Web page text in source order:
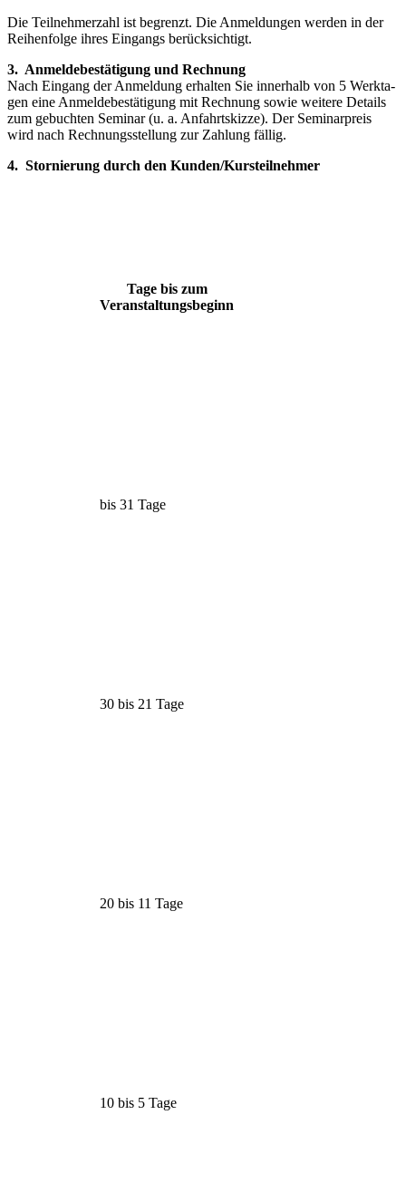
Die Teilnehmerzahl ist begrenzt. Die Anmeldungen werden in der
Rei­henfolge ihres Eingangs berücksichtigt.
3. Anmeldebestätigung und Rechnung
Nach Eingang der Anmeldung erhalten Sie innerhalb von 5 Werkta­
gen eine Anmeldebestätigung mit Rechnung sowie weitere Details
zum gebuchten Seminar (u. a. Anfahrtskizze). Der Seminarpreis
wird nach Rechnungsstellung zur Zahlung fällig.
4. Stornierung durch den Kunden/Kursteilnehmer
Tage bis zum
Veranstaltungsbeginn
bis 31 Tage
30 bis 21 Tage
20 bis 11 Tage
10 bis 5 Tage